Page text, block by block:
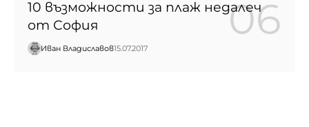
10 възможности за плаж недалеч
от София
Иван Владиславов15.07.2017